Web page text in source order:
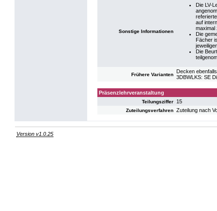
Sonstige Informationen
Die LV-
auf
maximal
Die
Fächer
Die
Frühere Varianten
Decken
3DBWLKS: SE
Präsenzlehrveranstaltung
Teilungsziffer 15
Zuteilungsverfahren Zuteilung nach
Version v1.0.25